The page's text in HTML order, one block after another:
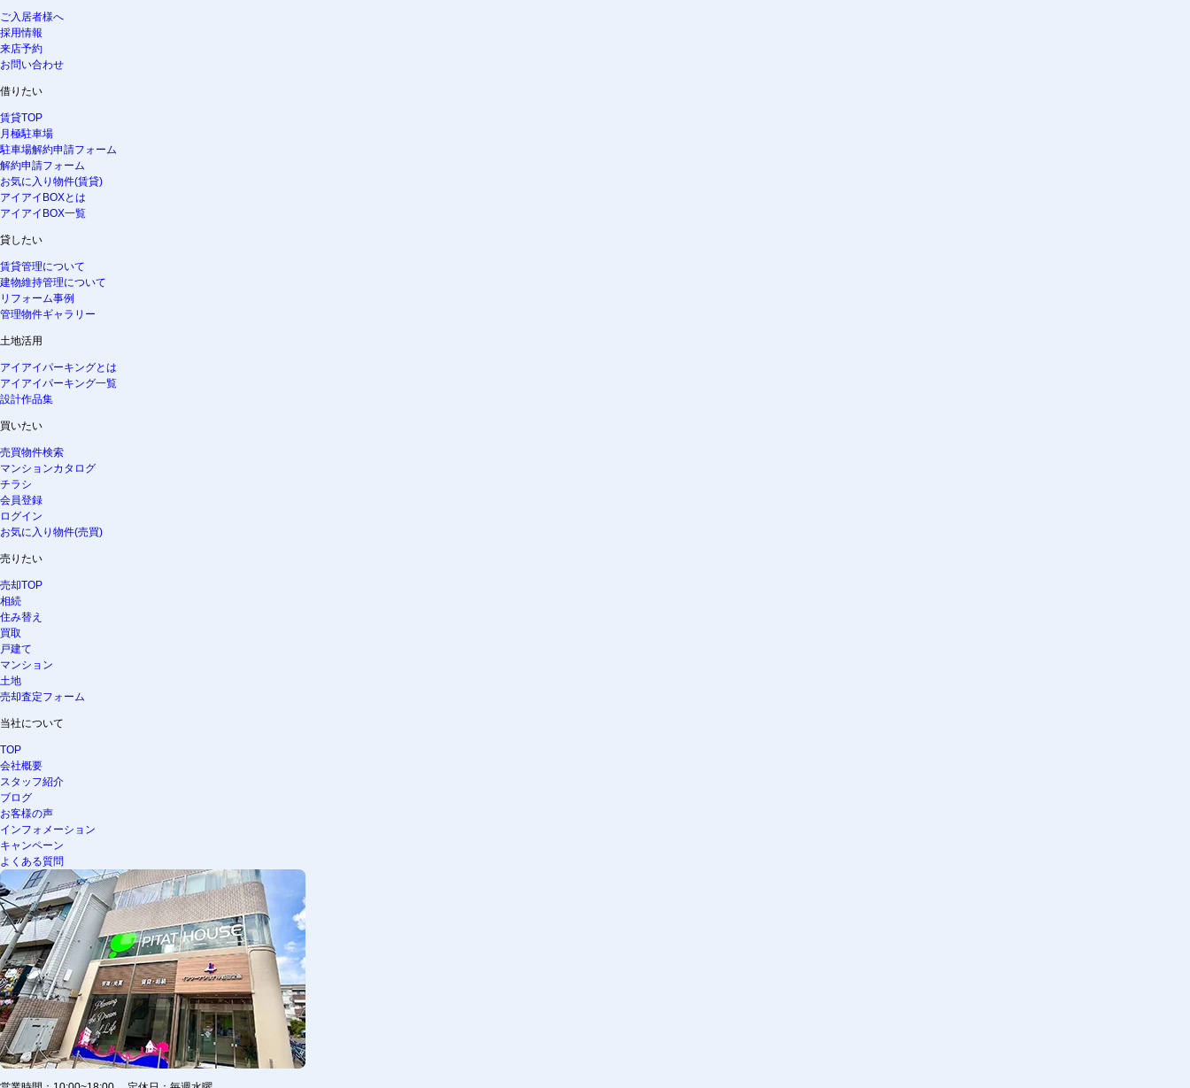
ご入居者様へ
採用情報
来店予約
お問い合わせ
借りたい
賃貸TOP
月極駐車場
駐車場解約申請フォーム
解約申請フォーム
お気に入り物件(賃貸)
アイアイBOXとは
アイアイBOX一覧
貸したい
賃貸管理について
建物維持管理について
リフォーム事例
管理物件ギャラリー
土地活用
アイアイパーキングとは
アイアイパーキング一覧
設計作品集
買いたい
売買物件検索
マンションカタログ
チラシ
会員登録
ログイン
お気に入り物件(売買)
売りたい
売却TOP
相続
住み替え
買取
戸建て
マンション
土地
売却査定フォーム
当社について
TOP
会社概要
スタッフ紹介
ブログ
お客様の声
インフォメーション
キャンペーン
よくある質問